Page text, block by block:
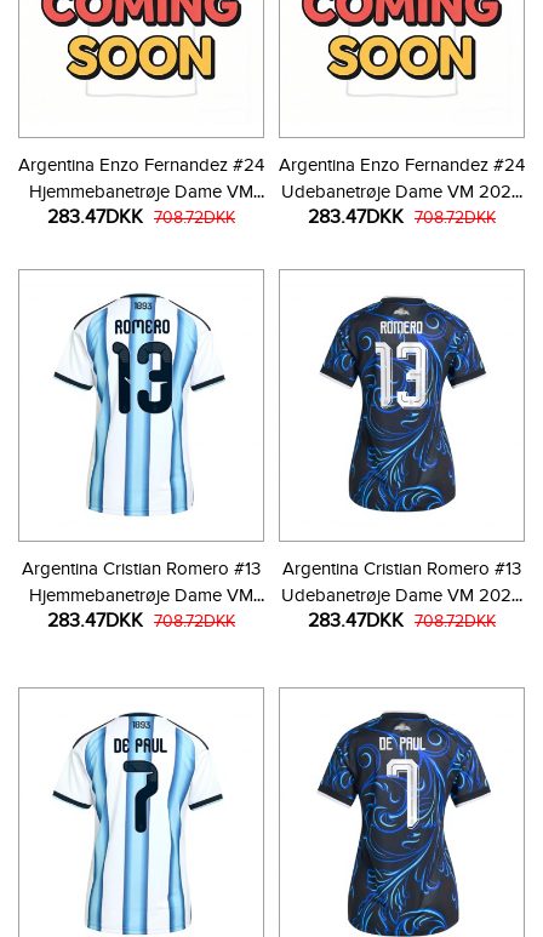
Argentina Enzo Fernandez #24
Hjemmebanetrøje Dame VM
2026 Kortærmet
283.47DKK 708.72DKK
Argentina Enzo Fernandez #24
Udebanetrøje Dame VM 2026
Kortærmet
283.47DKK 708.72DKK
Argentina Cristian Romero #13
Hjemmebanetrøje Dame VM
2026 Kortærmet
283.47DKK 708.72DKK
Argentina Cristian Romero #13
Udebanetrøje Dame VM 2026
Kortærmet
283.47DKK 708.72DKK